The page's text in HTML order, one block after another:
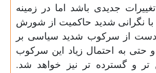
جدیدی باشد اما در زمینه
با نگرانی شدید حاکمیت از شورش
دست از سرکوب شدید سیاسی بر
حتی به احتمال زیاد این سرکوب
تر و گسترده تر نیز خواهد شد.